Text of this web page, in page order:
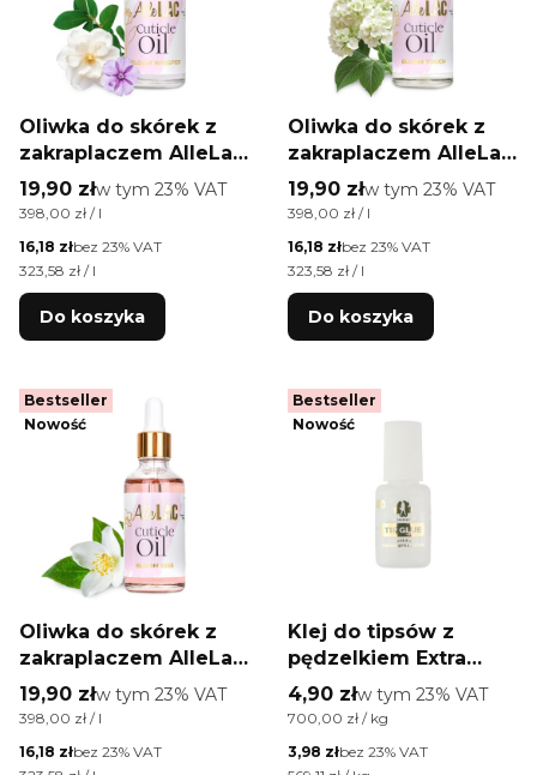
Oliwka do skórek z
zakraplaczem AlleLac
o zapachu Bloom
Whisper 50 ml
Cena brutto
19,90 złw tym %s VAT
w tym 23% VAT
Cena jednostkowa brutto
398,00 zł / l
Cena netto
16,18 złbez 23% VAT
Cena jednostkowa netto
323,58 zł / l
Do koszyka
Oliwka do skórek z
zakraplaczem AlleLac
o zapachu Bloom
Touch 50 ml
Cena brutto
19,90 złw tym %s VAT
w tym 23% VAT
Cena jednostkowa brutto
398,00 zł / l
Cena netto
16,18 złbez 23% VAT
Cena jednostkowa netto
323,58 zł / l
Do koszyka
Bestseller
Nowość
Oliwka do skórek z
zakraplaczem AlleLac
o zapachu Bloom Kiss
50 ml
Cena brutto
19,90 złw tym %s VAT
w tym 23% VAT
Cena jednostkowa brutto
398,00 zł / l
Cena netto
16,18 złbez 23% VAT
Bestseller
Nowość
Klej do tipsów z
pędzelkiem Extra
Strong 7g
Cena brutto
4,90 złw tym %s VAT
w tym 23% VAT
Cena jednostkowa brutto
700,00 zł / kg
Cena netto
3,98 złbez 23% VAT